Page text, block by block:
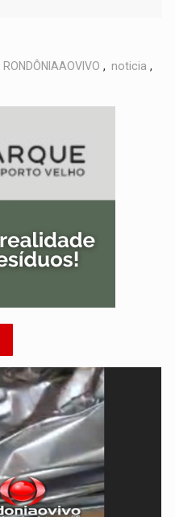
RONDÔNIAAOVIVO , noticia ,